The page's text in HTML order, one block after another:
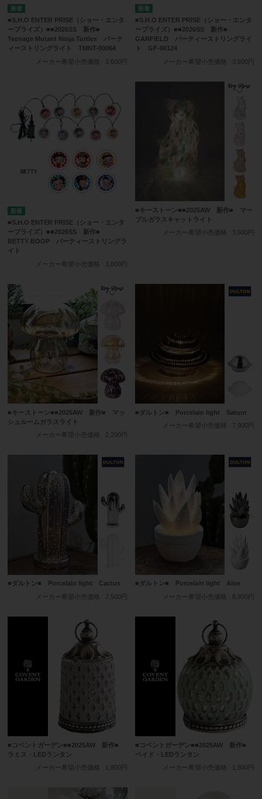
■S.H.O ENTER PRISE（ショー・エンタ
ープライズ）■■2026SS 新作■
Teenage Mutant Ninja Turtles パーテ
ィーストリングライト TMNT-00064
メーカー希望小売価格
3,600円
■S.H.O ENTER PRISE（ショー・エンタ
ープライズ）■■2026SS 新作■
GARFIELD パーティーストリングライ
ト GF-00124
メーカー希望小売価格
3,600円
■S.H.O ENTER PRISE（ショー・エンタ
ープライズ）■■2026SS 新作■
BETTY BOOP パーティーストリングラ
イト
メーカー希望小売価格
3,600円
■キーストーン■■2025AW 新作■ マー
ブルガラスキャットライト
メーカー希望小売価格
3,600円
■キーストーン■■2025AW 新作■ マッ
シュルームガラスライト
メーカー希望小売価格
2,200円
■ダルトン■ Porcelain light Saturn
メーカー希望小売価格
7,900円
■ダルトン■ Porcelain light Cactus
メーカー希望小売価格
7,500円
■ダルトン■ Porcelain light Aloe
メーカー希望小売価格
8,900円
■コベントガーデン■■2025AW 新作■
ラミス・LEDランタン
メーカー希望小売価格
1,800円
■コベントガーデン■■2025AW 新作■
ペイド・LEDランタン
メーカー希望小売価格
1,800円